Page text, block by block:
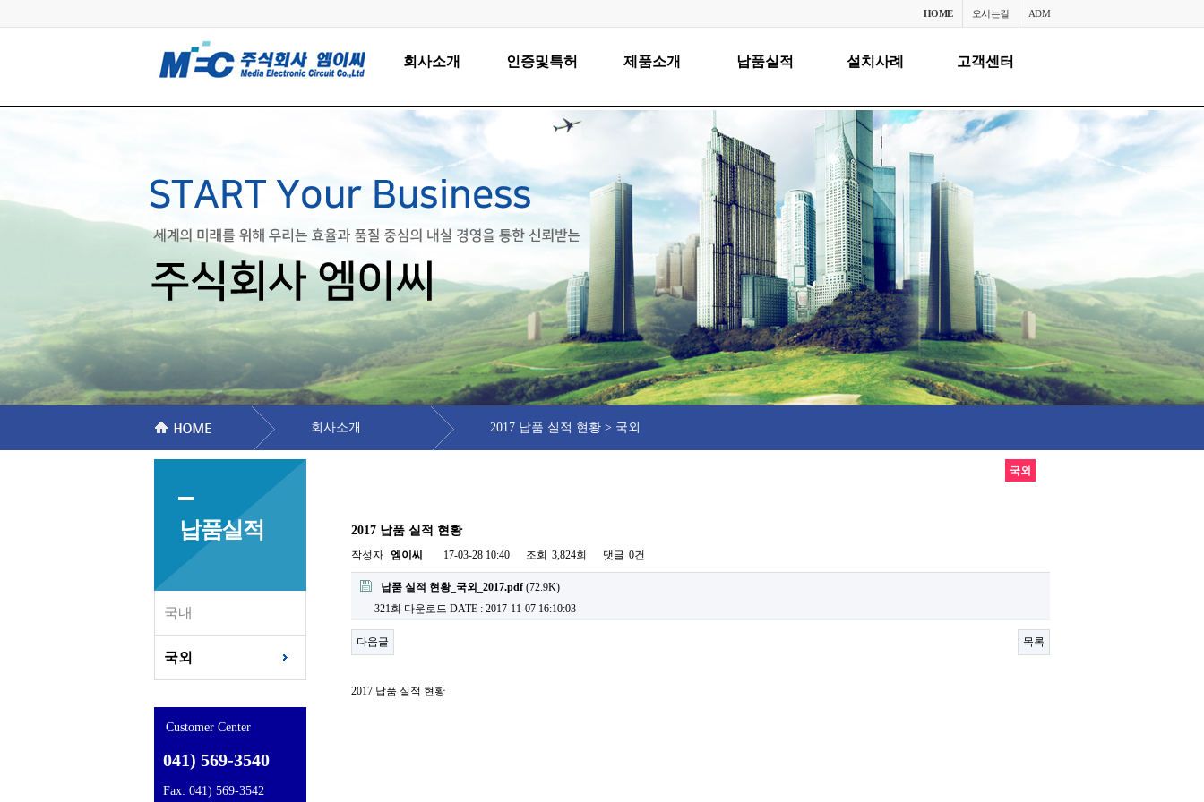
ADM
오시는길
HOME
회사소개
인사말
조직도
협력업체
오시는길
인증및특허
인증및특허현황
제품소개
LED램프
LED 가로등&보안등
LED 인도등
LED 모듈 투광등
LED 공장등
LED 실내조명
납품실적
국내
설치사례
설치사례
고객센터
공지사항
고객센터
회사소개 2017 납품 실적 현황 > 국외
납품실적
국내
국외
Customer Center
041) 569-3540
Fax: 041) 569-3542
국외
2017 납품 실적 현황
작성자 엠이씨 17-03-28 10:40 조회 3,824회 댓글 0건
납품 실적 현황_국외_2017.pdf(72.9K)
321회 다운로드 DATE : 2017-11-07 16:10:03
다음글 목록
2017 납품 실적 현황